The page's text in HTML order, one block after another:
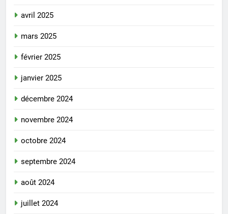
avril 2025
mars 2025
février 2025
janvier 2025
décembre 2024
novembre 2024
octobre 2024
septembre 2024
août 2024
juillet 2024